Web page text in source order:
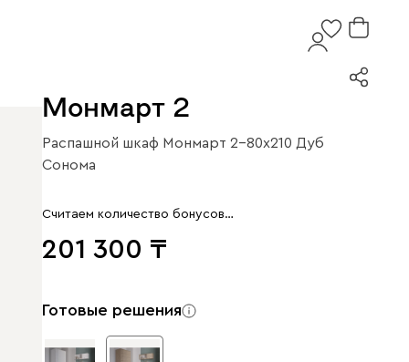
Монмарт 2
Распашной шкаф Монмарт 2-80x210 Дуб
Сонома
Считаем количество бонусов…
201 300
Готовые решения